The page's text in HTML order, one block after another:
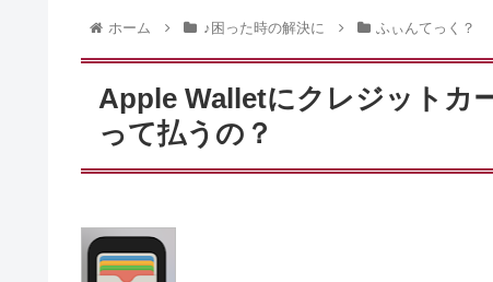
ホーム ♪困った時の解決に ふぃんてっく？
Apple Walletにクレジットカ
って払うの？